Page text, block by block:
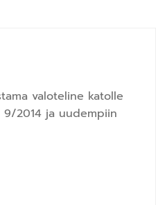
valoteline katolle
2014 ja uudempiin